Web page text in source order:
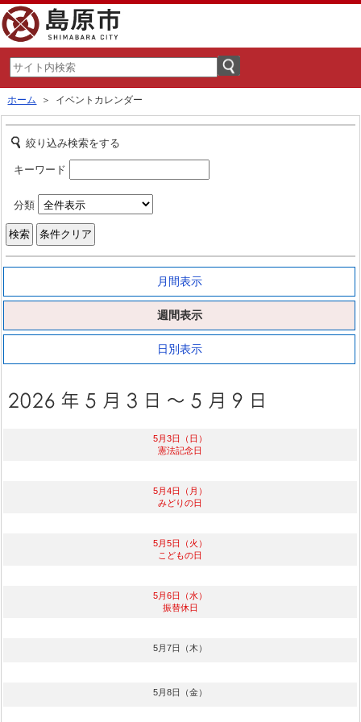
ホーム ＞ イベントカレンダー
絞り込み検索をする
キーワード
分類
月間表示
週間表示
日別表示
5月3日（日）
憲法記念日
5月4日（月）
みどりの日
5月5日（火）
こどもの日
5月6日（水）
振替休日
5月7日（木）
5月8日（金）